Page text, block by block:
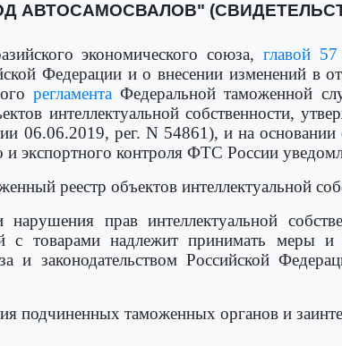
АВТОСАМОСВАЛОВ"
экономического союза,главой 57
Федерации и о внесении изменений в
регламента Федеральной таможенной
интеллектуальной собственности,
06.06.2019, рег. N 54861), и на основании
и экспортного контроля ФТС России
реестр объектов интеллектуальной
прав интеллектуальной
товарами надлежит принимать меры и
и законодательством Российской
подчиненных таможенных органов и